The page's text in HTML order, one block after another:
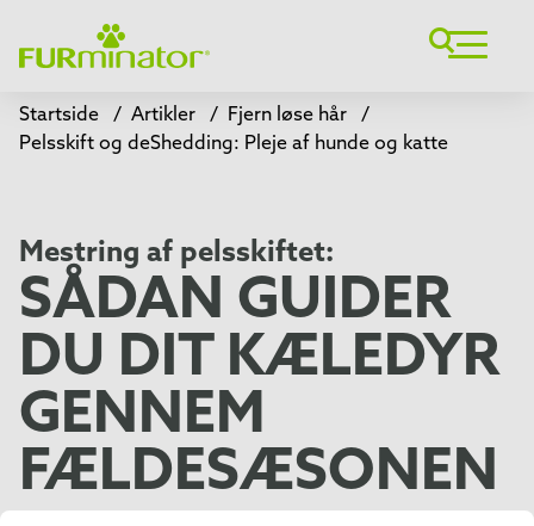
Startside / Artikler / Fjern løse hår
/
Pelsskift og deShedding: Pleje af hunde og katte
Mestring af pelsskiftet:
SÅDAN GUIDER
DU DIT KÆLEDYR
GENNEM
FÆLDESÆSONEN